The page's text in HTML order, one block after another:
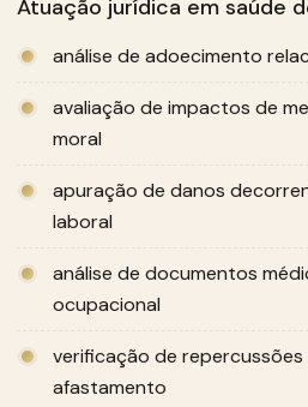
Atuação jurídica em saúde
análise de adoecimento
avaliação de impactos de
moral
apuração de danos
laboral
análise de documentos
ocupacional
verificação de
afastamento